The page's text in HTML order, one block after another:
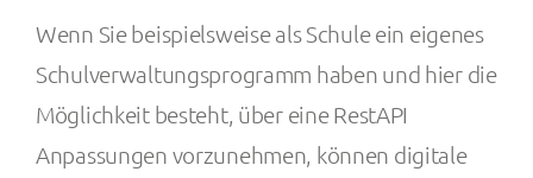
Wenn Sie beispielsweise als Schule ein eigenes
Schulverwaltungsprogramm haben und hier die
Möglichkeit besteht, über eine RestAPI
Anpassungen vorzunehmen, können digitale